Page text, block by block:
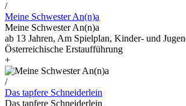
/
Meine Schwester An(n)a
Meine Schwester An(n)a
ab 13 Jahren, Am Spielplan, Kinder- und
Österreichische Erstaufführung
+
/
Das tapfere Schneiderlein
Das tapfere Schneiderlein